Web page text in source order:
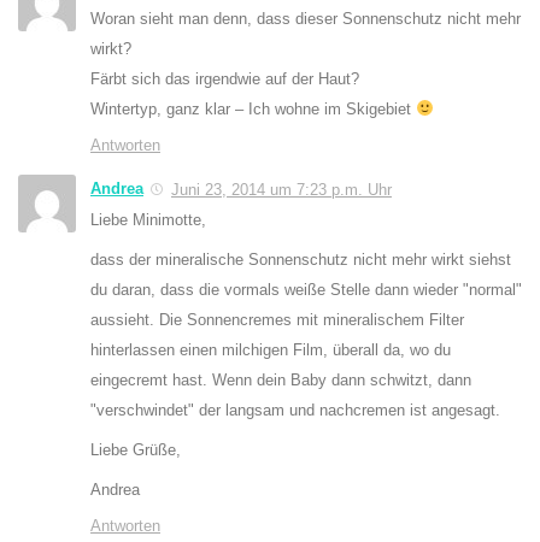
Woran sieht man denn, dass dieser Sonnenschutz nicht mehr
wirkt?
Färbt sich das irgendwie auf der Haut?
Wintertyp, ganz klar – Ich wohne im Skigebiet
Antworten
Andrea
Juni 23, 2014 um 7:23 p.m. Uhr
Liebe Minimotte,
dass der mineralische Sonnenschutz nicht mehr wirkt siehst
du daran, dass die vormals weiße Stelle dann wieder "normal"
aussieht. Die Sonnencremes mit mineralischem Filter
hinterlassen einen milchigen Film, überall da, wo du
eingecremt hast. Wenn dein Baby dann schwitzt, dann
"verschwindet" der langsam und nachcremen ist angesagt.
Liebe Grüße,
Andrea
Antworten